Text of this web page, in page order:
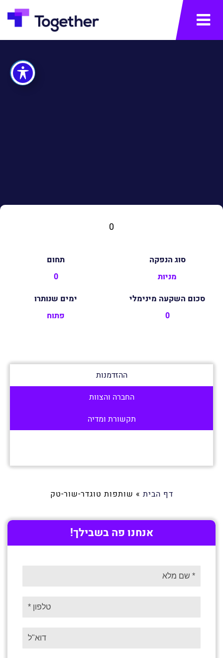
תפריט
0
סוג הנפקה
מניות
תחום
0
סכום השקעה מינימלי
0
ימים שנותרו
פתוח
ההזדמנות
החברה והצוות
תקשורת ומדיה
דף הבית » שותפות טוגדר-שור-טק
אנחנו פה בשבילך!